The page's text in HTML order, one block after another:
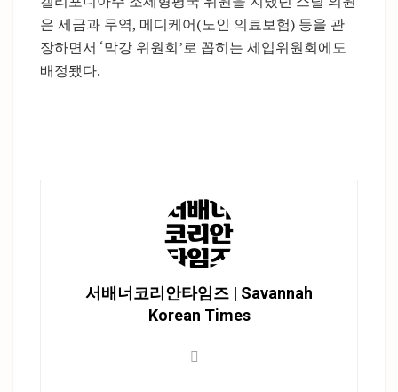
은 세금과 무역, 메디케어(노인 의료보험) 등을 관
장하면서 ‘막강 위원회’로 꼽히는 세입위원회에도
배정됐다.
서배너코리안타임즈 | Savannah
Korean Times